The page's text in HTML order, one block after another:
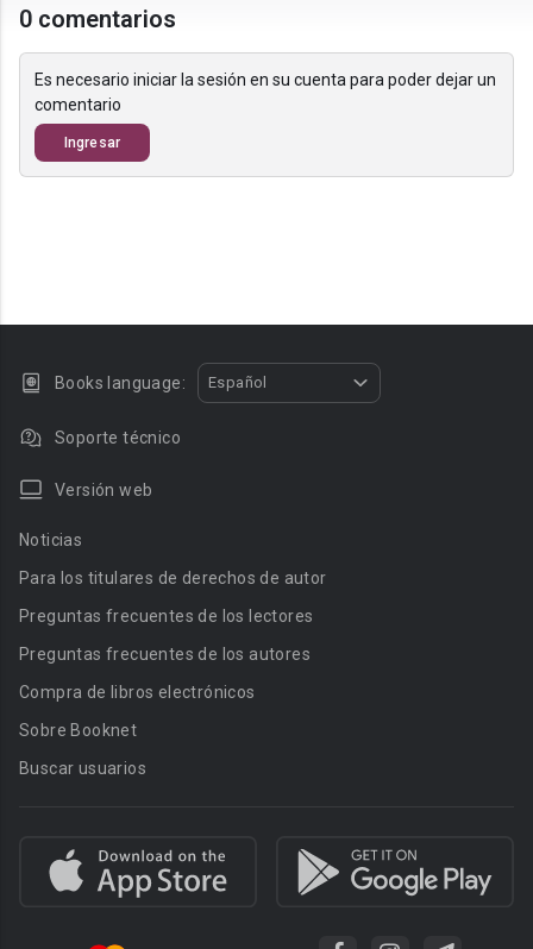
0 comentarios
Es necesario iniciar la sesión en su cuenta para poder dejar un
comentario
Ingresar
Books language: Español
Soporte técnico
Versión web
Noticias
Para los titulares de derechos de autor
Preguntas frecuentes de los lectores
Preguntas frecuentes de los autores
Compra de libros electrónicos
Sobre Booknet
Buscar usuarios